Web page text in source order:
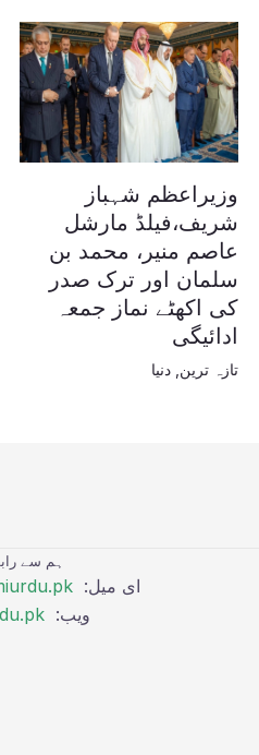
وزیراعظم شہباز
شریف،فیلڈ مارشل
عاصم منیر، محمد بن
سلمان اور ترک صدر
کی اکھٹے نماز جمعہ
ادائیگی
تازہ ترین ,دنیا
ہم سے
ای میل:
ویب: